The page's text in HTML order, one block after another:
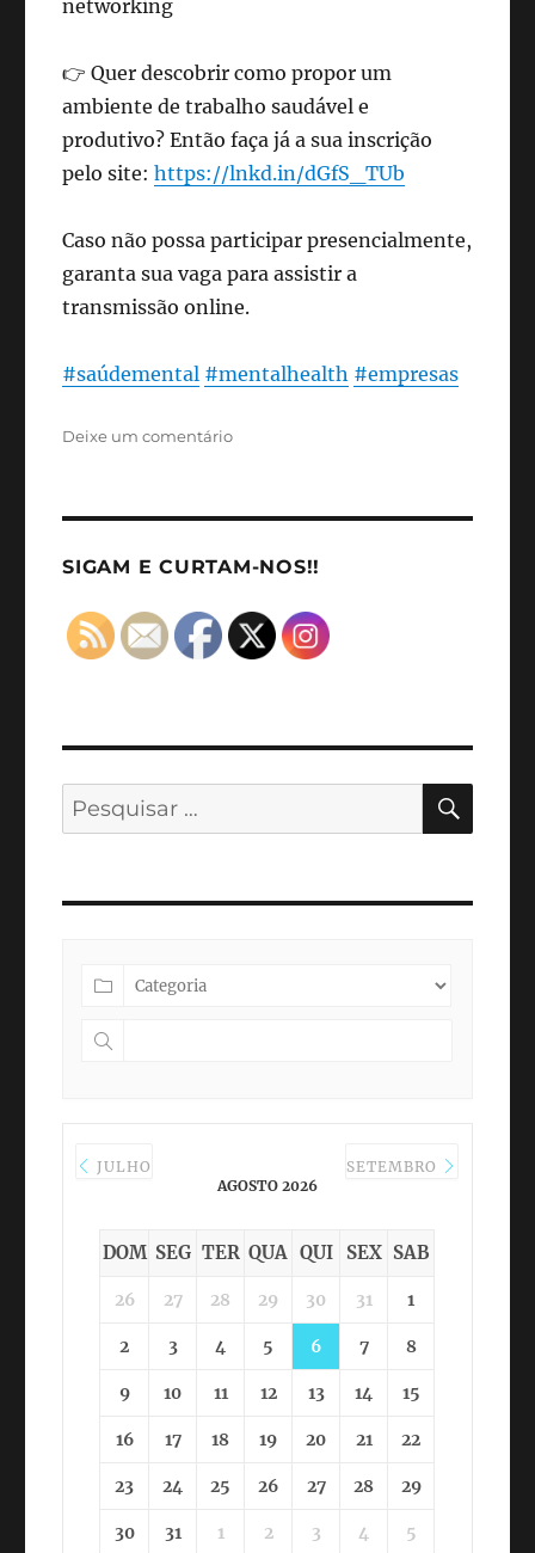
networking
👉 Quer descobrir como propor um
ambiente de trabalho saudável e
produtivo? Então faça já a sua inscrição
pelo site:https://lnkd.in/dGfS_TUb
Caso não possa participar presencialmente,
garanta sua vaga para assistir a
transmissão online.
#saúdemental #mentalhealth #empresas
Deixe um comentárioem
2023
SIGAM E CURTAM-NOS!!
Pesquisar
por:
JULHO
AGOSTO 2026
SETEMBRO
DOM SEG TER QUA QUI SEX SAB
26 27 28 29 30 31 1
2 3 4 5 6 7 8
9 10 11 12 13 14 15
16 17 18 19 20 21 22
23 24 25 26 27 28 29
30 31 1 2 3 4 5